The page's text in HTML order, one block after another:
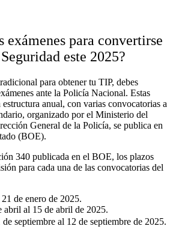
exámenes para convertirse
este 2025?
para obtener tu TIP, debes
ante la Policía Nacional. Estas
anual, con varias convocatorias a
organizado por el Ministerio del
General de la Policía, se publica en
(BOE).
340 publicada en el BOE, los plazos
para cada una de las convocatorias del
de enero de 2025.
abril al 15 de abril de 2025.
septiembre al 12 de septiembre de 2025.